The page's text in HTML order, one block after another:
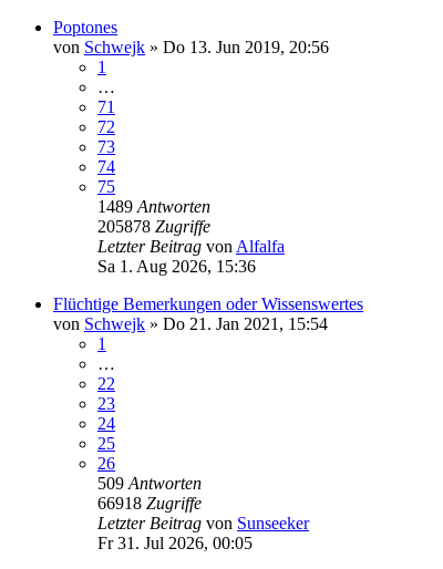
Poptones
von Schwejk » Do 13. Jun 2019, 20:56
1
…
71
72
73
74
75
1489 Antworten
205878 Zugriffe
Letzter Beitrag von Alfalfa
Sa 1. Aug 2026, 15:36
Flüchtige Bemerkungen oder Wissenswertes
von Schwejk » Do 21. Jan 2021, 15:54
1
…
22
23
24
25
26
509 Antworten
66918 Zugriffe
Letzter Beitrag von Sunseeker
Fr 31. Jul 2026, 00:05